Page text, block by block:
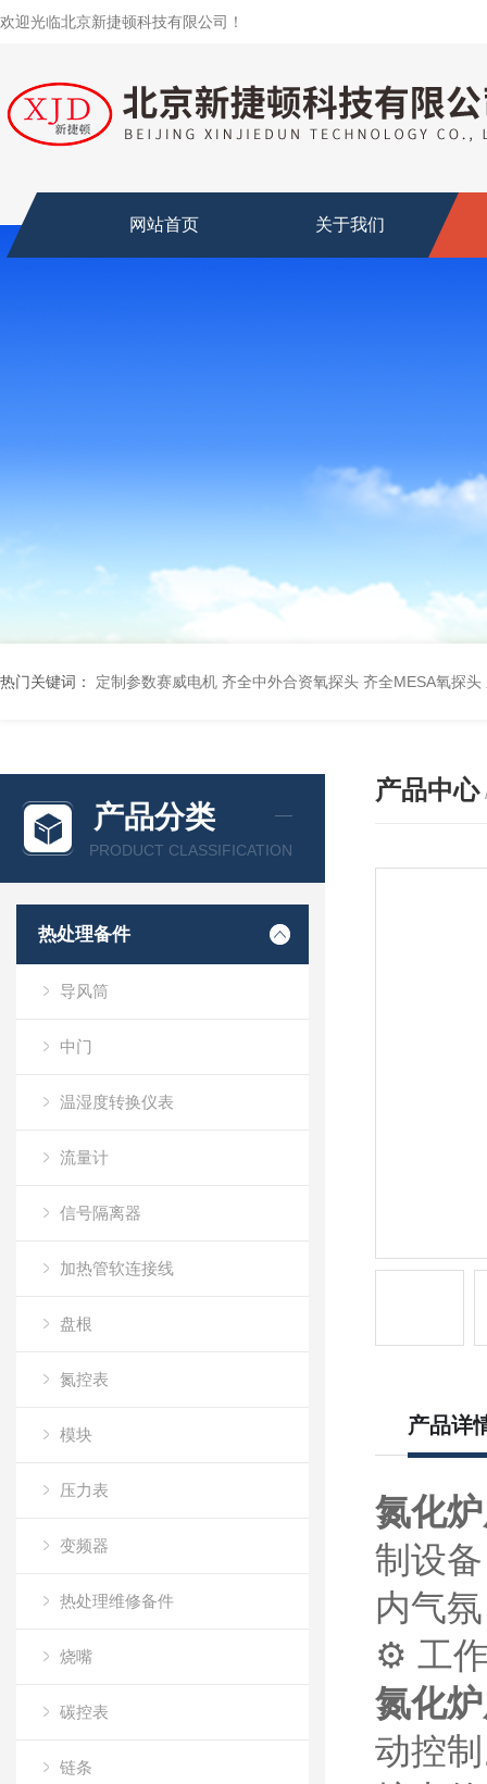
欢迎光临北京新捷顿科技有限公司！
网站首页 关于我们
热门关键词： 定制参数赛威电机 齐全中外合资氧探头 齐全MESA氧探头
产品分类
PRODUCT CLASSIFICATION
热处理备件
导风筒
中门
温湿度转换仪表
流量计
信号隔离器
加热管软连接线
盘根
氮控表
模块
压力表
变频器
热处理维修备件
烧嘴
碳控表
链条
产品中心
产品详
氮化
制设
内气
⚙️ 工
氮化
动控